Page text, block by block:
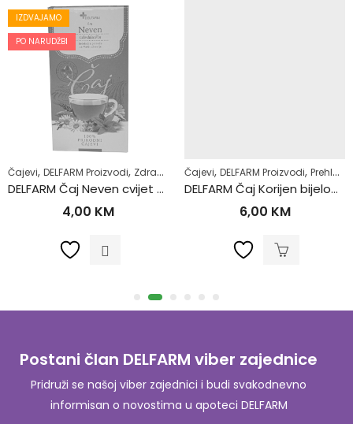
, Regulacija tjelesne težine, Samoliječenje,Superhrana,Zdrav
IZDVAJAMO
PO NARUDŽBI
Čajevi, DELFARM Proizvodi, Zdrav život
DELFARM Čaj Neven cvijet 50g
4,00 KM
Čajevi, DELFARM Proizvodi, Prehlada i gripa
DELFARM Čaj Korijen bijelog sljeza 50g
6,00 KM
Postani član DELFARM viber zajednice
Pridruži se našoj viber zajednici i budi svakodnevno
informisan o novostima u apoteci DELFARM